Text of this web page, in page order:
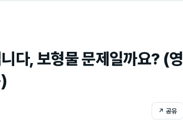
다, 보형물 문제일까요? (영
↗ 공유